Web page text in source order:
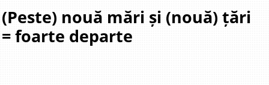
(Peste) nouă mări și (nouă) țări
= foarte departe